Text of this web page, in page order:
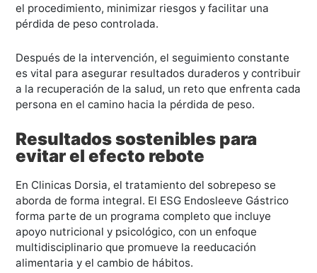
el procedimiento, minimizar riesgos y facilitar una
pérdida de peso controlada.
Después de la intervención, el seguimiento constante
es vital para asegurar resultados duraderos y contribuir
a la recuperación de la salud, un reto que enfrenta cada
persona en el camino hacia la pérdida de peso.
Resultados sostenibles para
evitar el efecto rebote
En Clinicas Dorsia, el tratamiento del sobrepeso se
aborda de forma integral. El ESG Endosleeve Gástrico
forma parte de un programa completo que incluye
apoyo nutricional y psicológico, con un enfoque
multidisciplinario que promueve la reeducación
alimentaria y el cambio de hábitos.